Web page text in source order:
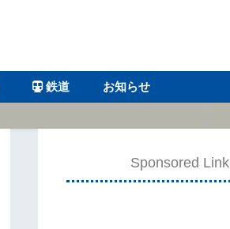
鉄道 お知らせ
Sponsored Link